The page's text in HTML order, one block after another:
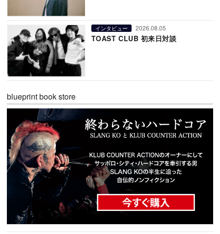
インタビュー 2026.08.05
TOAST CLUB 初来日対談
blueprint book store